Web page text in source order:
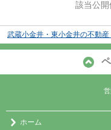
該当公開
武蔵小金井・東小金井の不動
ホーム